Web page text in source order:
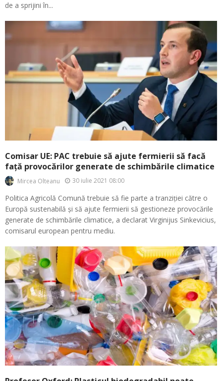
de a sprijini în...
Comisar UE: PAC trebuie să ajute fermierii să facă
față provocărilor generate de schimbările climatice
Mircea Olteanu 30 iulie 2021 08:00
Politica Agricolă Comună trebuie să fie parte a tranziției către o
Europă sustenabilă și să ajute fermierii să gestioneze provocările
generate de schimbările climatice, a declarat Virginijus Sinkevicius,
comisarul european pentru mediu.